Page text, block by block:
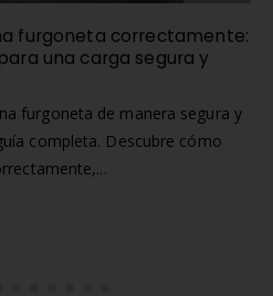
furgoneta correctamente:
una carga segura y
furgoneta de manera segura y
completa. Descubre cómo